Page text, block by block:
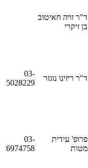
ד"ר זויה חאיטוב
בן זיקרי
ד"ר ריזינו נוגזר
03-
5028229
פרופ' עידית
מטות
03-
6974758